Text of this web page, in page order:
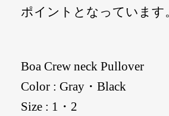
ポイントとなっています
Boa Crew neck Pullover
Color : Gray・Black
Size : 1・2